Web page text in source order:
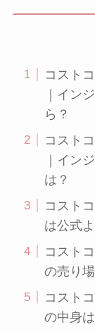
コスト
｜イン
ら？
コスト
｜イン
は？
コスト
は公式
コスト
の売り
コスト
の中身